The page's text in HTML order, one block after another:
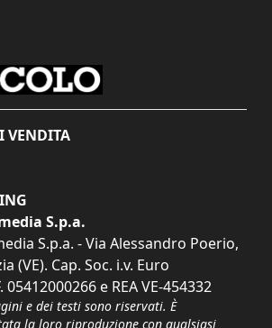
VENDITA
S.p.a.
S.p.a. - Via Alessandro Poerio,
(VE). Cap. Soc. i.v. Euro
05412000266 e REA VE-454332
e dei testi sono riservati. È
la loro riproduzione con qualsiasi